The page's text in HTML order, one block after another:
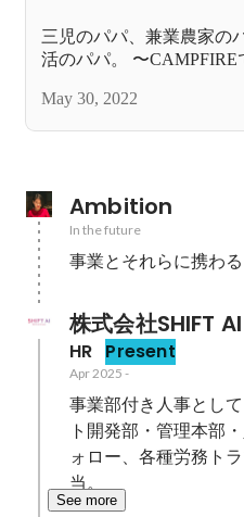
三児のパパ、兼業農家の
活のパパ。 〜CAMPFIRE
May 30, 2022
Ambition
In the future
事業とそれらに携わ
株式会社SHIFT AI
HR Present
Apr 2025 -
事業部付き人事とし
ト開発部・管理本部
ォロー、各種労務ト
当。
See more